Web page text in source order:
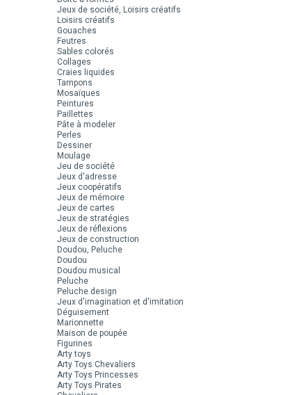
Jeux de société, Loisirs créatifs
Loisirs créatifs
Gouaches
Feutres
Sables colorés
Collages
Craies liquides
Tampons
Mosaïques
Peintures
Paillettes
Pâte à modeler
Perles
Dessiner
Moulage
Jeu de société
Jeux d'adresse
Jeux coopératifs
Jeux de mémoire
Jeux de cartes
Jeux de stratégies
Jeux de réflexions
Jeux de construction
Doudou, Peluche
Doudou
Doudou musical
Peluche
Peluche design
Jeux d'imagination et d'imitation
Déguisement
Marionnette
Maison de poupée
Figurines
Arty toys
Arty Toys Chevaliers
Arty Toys Princesses
Arty Toys Pirates